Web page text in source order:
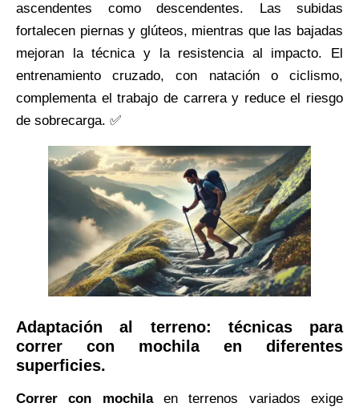
ascendentes como descendentes. Las subidas
fortalecen piernas y glúteos, mientras que las bajadas
mejoran la técnica y la resistencia al impacto. El
entrenamiento cruzado, con natación o ciclismo,
complementa el trabajo de carrera y reduce el riesgo
de sobrecarga. ✅
Adaptación al terreno: técnicas para
correr con mochila en diferentes
superficies.
Correr con mochilaen terrenos variados exige